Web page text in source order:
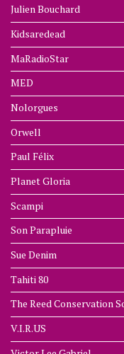
Julien Bouchard
Kidsaredead
MaRadioStar
MED
Nolorgues
Orwell
Paul Félix
Planet Gloria
Scampi
Son Parapluie
Sue Denim
Tahiti 80
The Reed Conservation
V.I.R.US